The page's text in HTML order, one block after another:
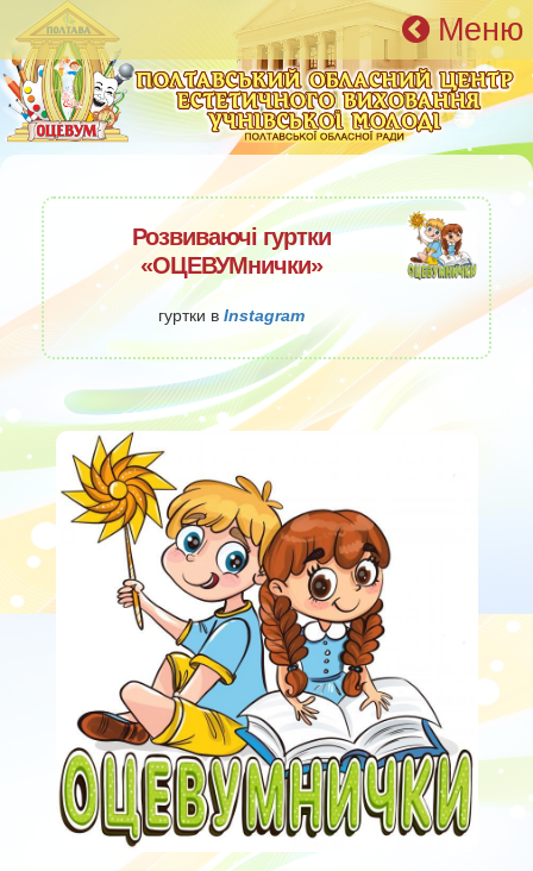
Перейти к основному содержанию Меню
Розвиваючі гуртки
«ОЦЕВУМнички»
гуртки в Instagram